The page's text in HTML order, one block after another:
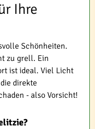
Ihre
Schönheiten.
zu grell. Ein
ist ideal. Viel Licht
direkte
- also Vorsicht!